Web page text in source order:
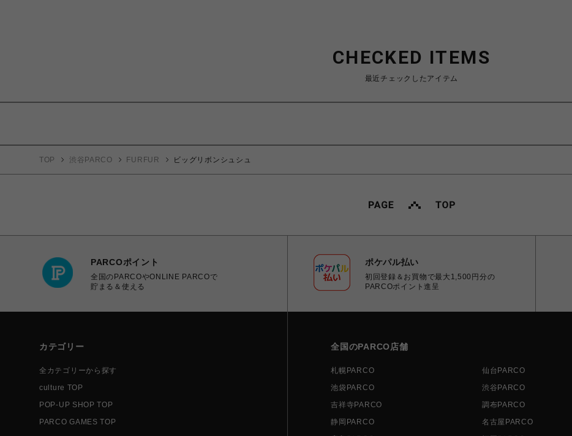
CHECKED ITEMS
最近チェックしたアイテム
TOP 渋谷PARCO FURFUR ビッグリボンシュシュ
PARCOポイント
全国のPARCOやONLINE PARCOで
貯まる＆使える
ポケパル払い
初回登録＆お買物で最大1,500円分の
PARCOポイント進呈
カテゴリー
全カテゴリーから探す
culture TOP
POP-UP SHOP TOP
PARCO GAMES TOP
全国のPARCO店舗
札幌PARCO 仙台PARCO
池袋PARCO
渋谷PARCO
吉祥寺PARCO
調布PARCO
静岡PARCO
名古屋PARCO